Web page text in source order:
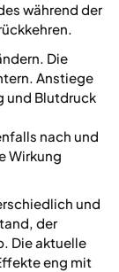
während der
Die
Anstiege
und Blutdruck
nach und
Wirkung
und
der
Die aktuelle
eng mit